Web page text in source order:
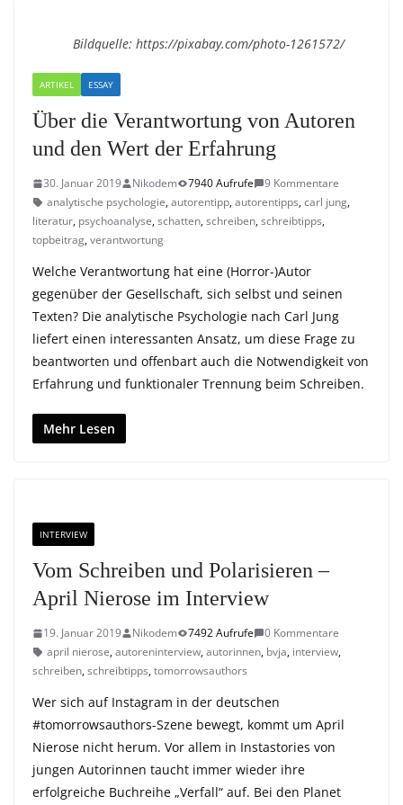
Bildquelle: https://pixabay.com/photo-1261572/
ARTIKEL ESSAY
Über die Verantwortung von Autoren
und den Wert der Erfahrung
30. Januar 2019 Nikodem 7940 Aufrufe
9 Kommentare
analytische psychologie,autorentipp,autorentipps,carl jung,
literatur, psychoanalyse,schatten,schreiben,schreibtipps,
topbeitrag,verantwortung
Welche Verantwortung hat eine (Horror-)Autor
gegenüber der Gesellschaft, sich selbst und seinen
Texten? Die analytische Psychologie nach Carl Jung
liefert einen interessanten Ansatz, um diese Frage zu
beantworten und offenbart auch die Notwendigkeit von
Erfahrung und funktionaler Trennung beim Schreiben.
Mehr Lesen
INTERVIEW
Vom Schreiben und Polarisieren –
April Nierose im Interview
19. Januar 2019 Nikodem 7492 Aufrufe
0 Kommentare
april nierose,autoreninterview,autorinnen, bvja, interview,
schreiben,schreibtipps,tomorrowsauthors
Wer sich auf Instagram in der deutschen
#tomorrowsauthors-Szene bewegt, kommt um April
Nierose nicht herum. Vor allem in Instastories von
jungen Autorinnen taucht immer wieder ihre
erfolgreiche Buchreihe „Verfall“ auf. Bei den Planet